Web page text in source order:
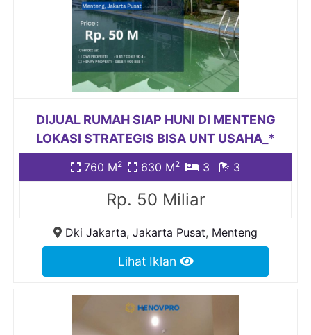
DIJUAL RUMAH SIAP HUNI DI MENTENG
LOKASI STRATEGIS BISA UNT USAHA_*
760 M2 630 M2 3 3
Rp. 50 Miliar
Dki Jakarta, Jakarta Pusat, Menteng
Lihat Iklan